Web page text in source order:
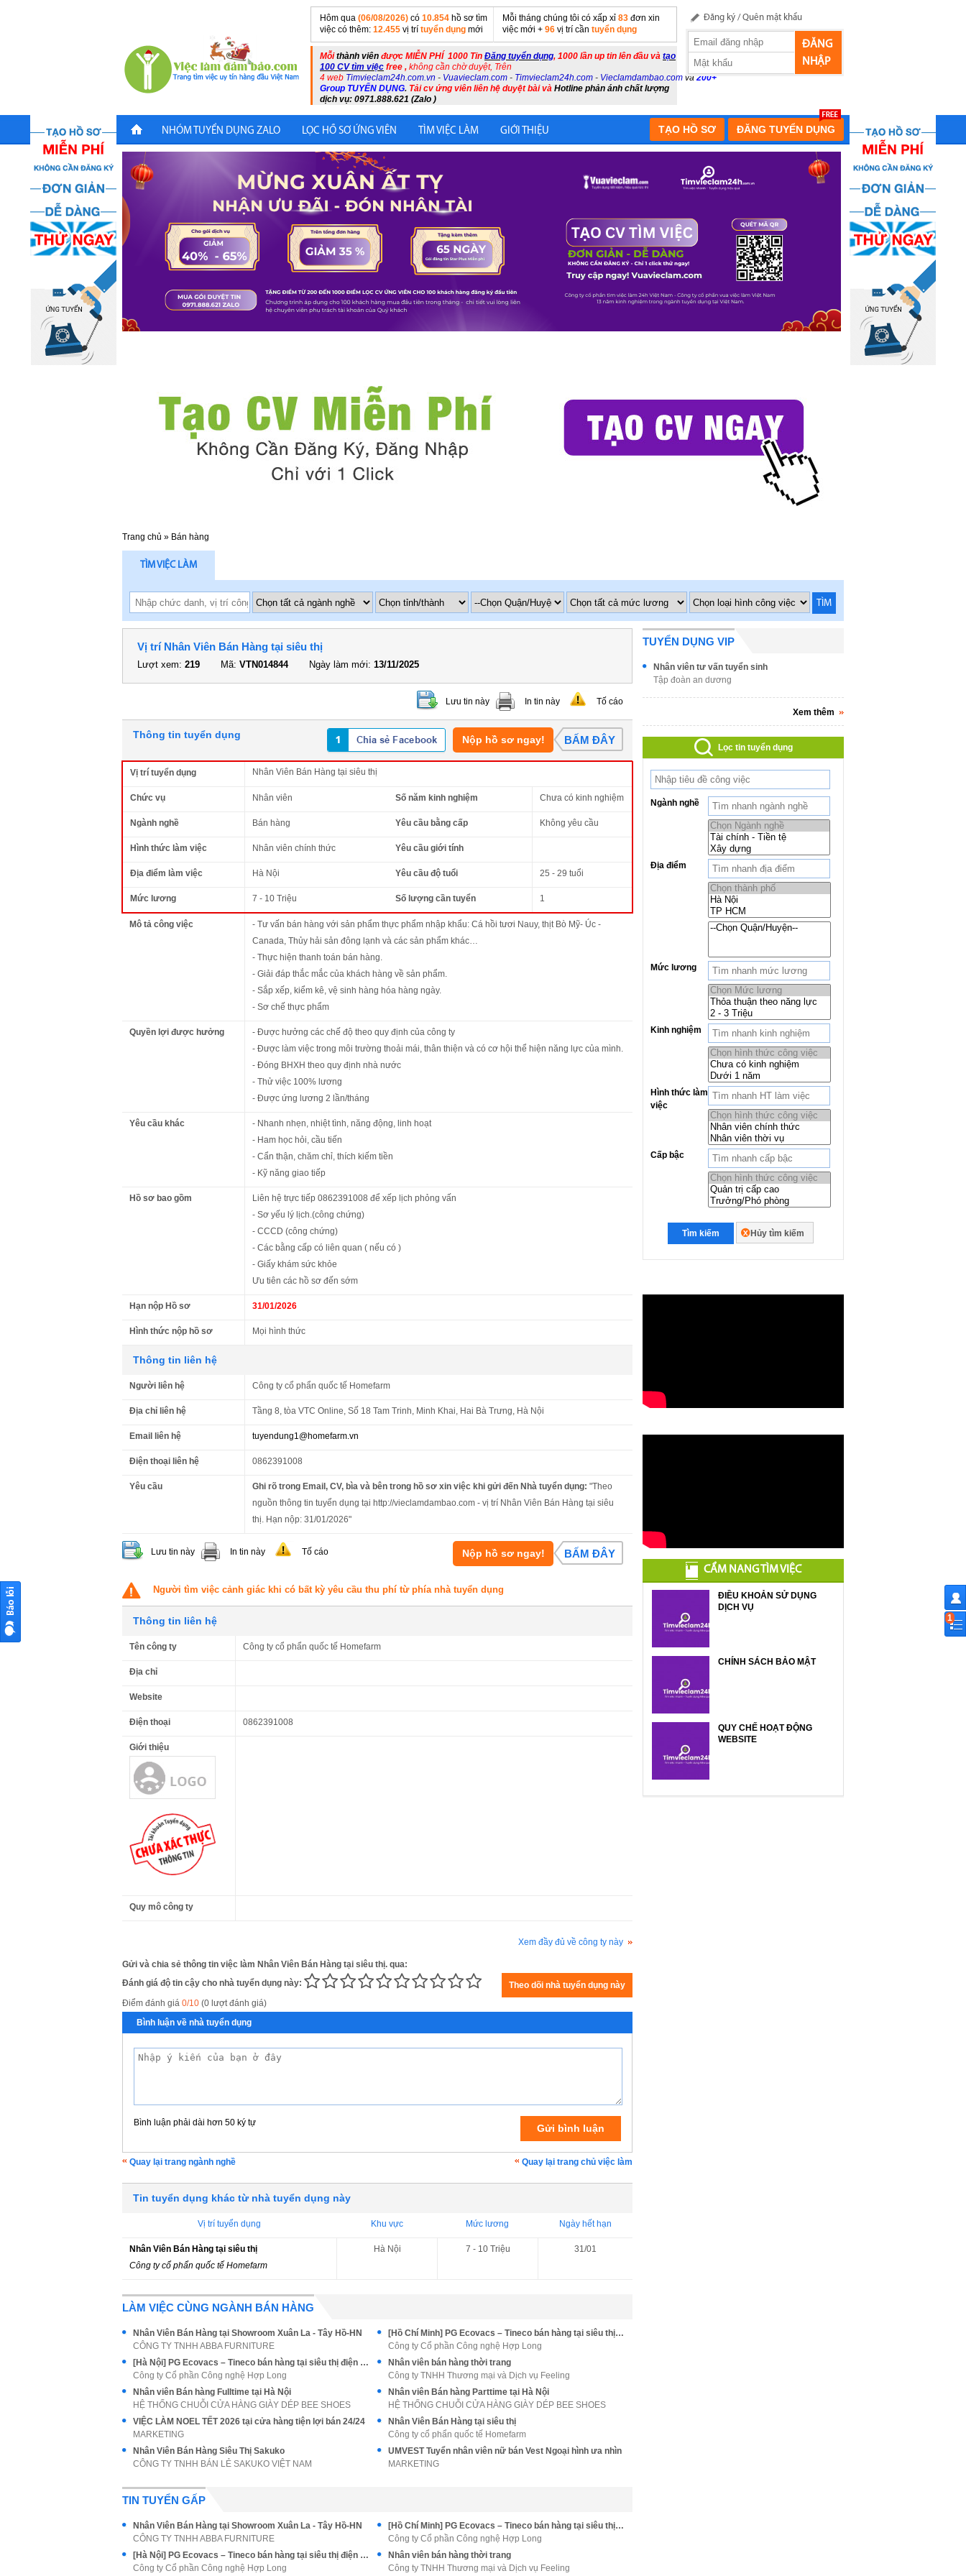
Hôm qua (06/08/2026) có 10.854 hồ sơ tìm
việc có thêm: 12.455 vị trí tuyển dụng mới
Mỗi tháng chúng tôi có xấp xỉ 83 đơn xin
việc mới + 96 vị trí cần tuyển dụng
Mỗithành viên được MIỄN PHÍ 1000 Tin Đăng tuyển dụng, 1000 lần up tin lên đầu và tạo
100 CV tìm việc free , không cần chờ duyệt, Trên
4 web Timvieclam24h.com.vn - Vuavieclam.com - Timvieclam24h.com - Vieclamdambao.com và 200+
Group TUYỂN DỤNG. Tải cv ứng viên liên hệ duyệt bài và Hotline phản ánh chất lượng
dịch vụ: 0971.888.621 (Zalo )
Đăng ký /Quên mật khẩu
ĐĂNG
NHẬP
NHÓM TUYỂN DỤNG ZALO LỌC HỒ SƠ ỨNG VIÊN TÌM VIỆC LÀM GIỚI THIỆU ĐĂNG TUYỂN DỤNG
TẠO HỒ SƠ
Trang chủ » Bán hàng
TÌM VIỆC LÀM
TÌM
Vị trí Nhân Viên Bán Hàng tại siêu thị
Lượt xem: 219 Mã: VTN014844 Ngày làm mới: 13/11/2025
Lưu tin này In tin này Tố cáo
Thông tin tuyển dụng Nộp hồ sơ ngay! BẤM ĐÂY
Vị trí tuyển dụng Nhân Viên Bán Hàng tại siêu thị
Chức vụ Nhân viên Số năm kinh nghiệm Chưa có kinh nghiệm
Ngành nghề Bán hàng Yêu cầu bằng cấp Không yêu cầu
Hình thức làm việc Nhân viên chính thức Yêu cầu giới tính
Địa điểm làm việc Hà Nội Yêu cầu độ tuổi 25 - 29 tuổi
Mức lương 7 - 10 Triệu Số lượng cần tuyển 1
Mô tả công việc
- Tư vấn bán hàng với sản phẩm thực phẩm nhập khẩu: Cá hồi tươi Nauy, thịt Bò Mỹ- Úc -
Canada, Thủy hải sản đông lạnh và các sản phẩm khác…
- Thực hiện thanh toán bán hàng.
- Giải đáp thắc mắc của khách hàng về sản phẩm.
- Sắp xếp, kiểm kê, vệ sinh hàng hóa hàng ngày.
- Sơ chế thực phẩm
Quyền lợi được hưởng
- Được hưởng các chế độ theo quy định của công ty
- Được làm việc trong môi trường thoải mái, thân thiện và có cơ hội thể hiện năng lực của mình.
- Đóng BHXH theo quy định nhà nước
- Thử việc 100% lương
- Được ứng lương 2 lần/tháng
Yêu cầu khác
- Nhanh nhẹn, nhiệt tình, năng động, linh hoạt
- Ham học hỏi, cầu tiến
- Cẩn thận, chăm chỉ, thích kiếm tiền
- Kỹ năng giao tiếp
Hồ sơ bao gồm
Liên hệ trực tiếp 0862391008 để xếp lịch phỏng vấn
- Sơ yếu lý lịch.(công chứng)
- CCCD (công chứng)
- Các bằng cấp có liên quan ( nếu có )
- Giấy khám sức khỏe
Ưu tiên các hồ sơ đến sớm
Hạn nộp Hồ sơ 31/01/2026
Hình thức nộp hồ sơ Mọi hình thức
Thông tin liên hệ
Người liên hệ Công ty cổ phẩn quốc tế Homefarm
Địa chỉ liên hệ Tầng 8, tòa VTC Online, Số 18 Tam Trinh, Minh Khai, Hai Bà Trưng, Hà Nội
Email liên hệ tuyendung1@homefarm.vn
Điện thoại liên hệ 0862391008
Yêu cầu Ghi rõ trong Email, CV, bìa và bên trong hồ sơ xin việc khi gửi đến Nhà tuyển dụng: "Theo
nguồn thông tin tuyển dụng tại http://vieclamdambao.com - vị trí Nhân Viên Bán Hàng tại siêu
thị. Hạn nộp: 31/01/2026"
Lưu tin này In tin này Tố cáo Nộp hồ sơ ngay! BẤM ĐÂY
Người tìm việc cảnh giác khi có bất kỳ yêu cầu thu phí từ phía nhà tuyển dụng
Thông tin liên hệ
Tên công ty Công ty cổ phẩn quốc tế Homefarm
Địa chỉ
Website
Điện thoại 0862391008
Giới thiệu
Quy mô công ty
Xem đầy đủ về công ty này
Gửi và chia sẻ thông tin việc làm Nhân Viên Bán Hàng tại siêu thị. qua:
Đánh giá độ tin cậy cho nhà tuyển dụng này:
Điểm đánh giá 0/10 (0 lượt đánh giá)
Bình luận về nhà tuyển dụng
Bình luận phải dài hơn 50 ký tự
Quay lại trang ngành nghề Quay lại trang chủ việc làm
Tin tuyển dụng khác từ nhà tuyển dụng này
Vị trí tuyển dụng Khu vực Mức lương Ngày hết hạn
Nhân Viên Bán Hàng tại siêu thị
Công ty cổ phẩn quốc tế Homefarm
Hà Nội 7 - 10 Triệu 31/01
LÀM VIỆC CÙNG NGÀNH BÁN HÀNG
Nhân Viên Bán Hàng tại Showroom Xuân La - Tây Hồ-HN
CÔNG TY TNHH ABBA FURNITURE
[Hồ Chí Minh] PG Ecovacs – Tineco bán hàng tại siêu thị điện máy
Công ty Cổ phần Công nghệ Hợp Long
[Hà Nội] PG Ecovacs – Tineco bán hàng tại siêu thị điện máy
Công ty Cổ phần Công nghệ Hợp Long
Nhân viên bán hàng thời trang
Công ty TNHH Thương mại và Dịch vụ Feeling
Nhân viên Bán hàng Fulltime tại Hà Nội
HỆ THỐNG CHUỖI CỬA HÀNG GIÀY DÉP BEE SHOES
Nhân viên Bán hàng Parttime tại Hà Nội
HỆ THỐNG CHUỖI CỬA HÀNG GIÀY DÉP BEE SHOES
VIỆC LÀM NOEL TẾT 2026 tại cửa hàng tiện lợi bán 24/24
MARKETING
Nhân Viên Bán Hàng tại siêu thị
Công ty cổ phẩn quốc tế Homefarm
Nhân Viên Bán Hàng Siêu Thị Sakuko
CÔNG TY TNHH BÁN LẺ SAKUKO VIỆT NAM
UMVEST Tuyển nhân viên nữ bán Vest Ngoại hình ưa nhìn
MARKETING
TIN TUYỂN GẤP
Nhân Viên Bán Hàng tại Showroom Xuân La - Tây Hồ-HN
CÔNG TY TNHH ABBA FURNITURE
[Hồ Chí Minh] PG Ecovacs – Tineco bán hàng tại siêu thị điện máy
Công ty Cổ phần Công nghệ Hợp Long
[Hà Nội] PG Ecovacs – Tineco bán hàng tại siêu thị điện máy
Công ty Cổ phần Công nghệ Hợp Long
Nhân viên bán hàng thời trang
Công ty TNHH Thương mại và Dịch vụ Feeling
TUYỂN DỤNG VIP
Nhân viên tư vấn tuyển sinh
Tập đoàn an dương
Xem thêm
Lọc tin tuyển dụng
Ngành nghề
Địa điểm
Mức lương
Kinh nghiệm
Hình thức làm
việc
Cấp bậc
Tìm kiếm Hủy tìm kiếm
CẨM NANG TÌM VIỆC
ĐIỀU KHOẢN SỬ DỤNG
DỊCH VỤ
CHÍNH SÁCH BẢO MẬT
QUY CHẾ HOẠT ĐỘNG
WEBSITE
1